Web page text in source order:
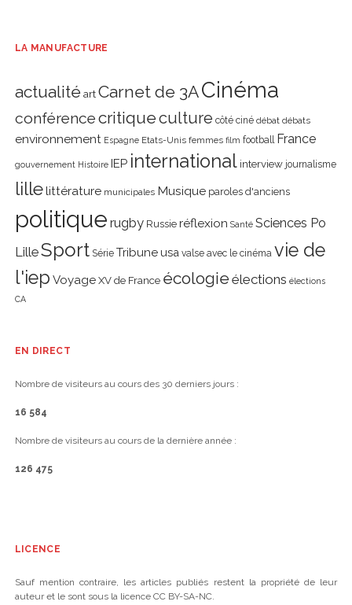
LA MANUFACTURE
actualité art Carnet de 3ACinéma
conférencecritiqueculture côté ciné débat débats
environnement Espagne Etats-Unis femmes film football France
gouvernement Histoire IEP international interview journalisme
lillelittérature municipales Musique paroles d'anciens
politique rugby Russie réflexion Santé Sciences Po
LilleSport Série Tribune usa valse avec le cinéma vie de
l'iep Voyage XV de France écologie élections élections
CA
EN DIRECT
Nombre de visiteurs au cours des 30 derniers jours :
16 584
Nombre de visiteurs au cours de la dernière année :
126 475
LICENCE
Sauf mention contraire, les articles publiés restent la propriété de leur
auteur et le sont sous la licence CC BY-SA-NC.